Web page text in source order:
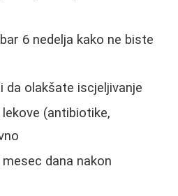
6 nedelja kako ne biste
olakšate iscjeljivanje
(antibiotike,
dana nakon